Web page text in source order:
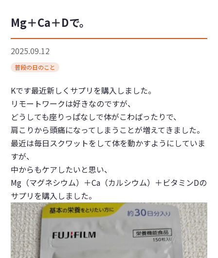
Mg＋Ca＋Dで。
2025.09.12
普段の日のこと
Kです最近新しくサプリを購入しました。
リモートワークは好きなのですが、
どうしても座りっぱなしで体がこわばったりで、
肩こりから頭痛になってしまうことが増えてきました。
最近は毎日スクワットをして体を動かすようにしていま
すが、
中からもケアしたいと思い、
Mg（マグネシウム）＋Ca（カルシウム）＋ビタミンDの
サプリを購入しました。